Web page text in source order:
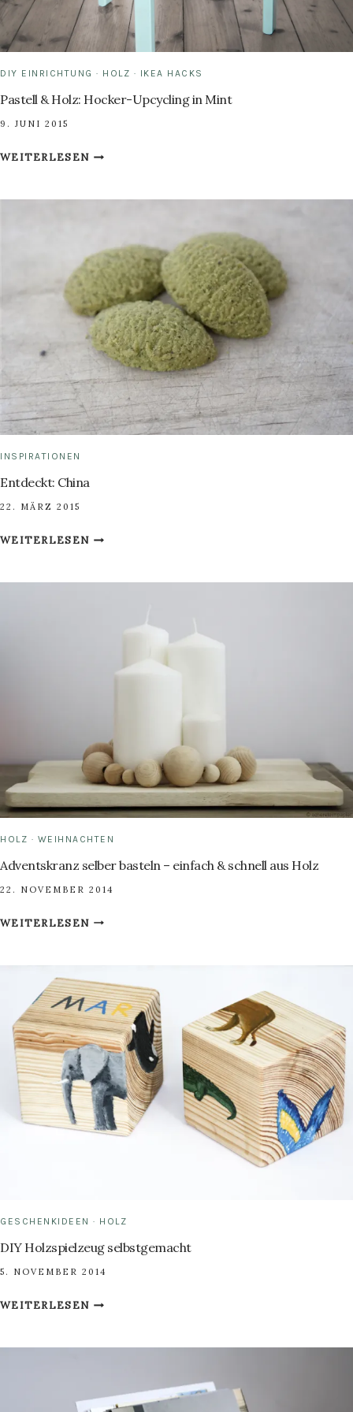
DIY EINRICHTUNG · HOLZ · IKEA HACKS
Pastell & Holz: Hocker-Upcycling in Mint
9. JUNI 2015
WEITERLESENPASTELL
IN
MINT
INSPIRATIONEN
Entdeckt: China
22. MÄRZ 2015
WEITERLESENENTDECKT:
HOLZ · WEIHNACHTEN
Adventskranz selber basteln – einfach & schnell aus Holz
22. NOVEMBER 2014
WEITERLESENADVENTSKRANZ
EINFACH
&
SCHNELL
AUS
HOLZ
GESCHENKIDEEN · HOLZ
DIY Holzspielzeug selbstgemacht
5. NOVEMBER 2014
WEITERLESENDIY